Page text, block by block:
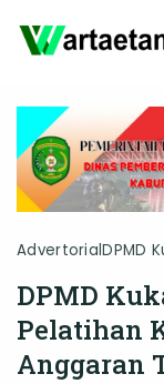
AdvertorialDPMD
DPMD
Pelatihan
Anggaran